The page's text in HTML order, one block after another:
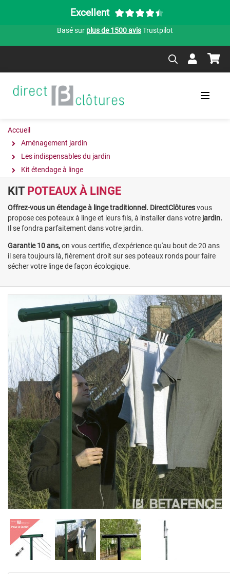
Excellent
Basé sur plus de 1500 avisTrustpilot
Accueil
Aménagement jardin
Les indispensables du jardin
Kit étendage à linge
KIT POTEAUX À LINGE
Offrez-vous un étendage à linge traditionnel. DirectClôturesvous
propose ces poteaux à linge et leurs fils, à installer dans votre jardin.
Il se fondra parfaitement dans votre jardin.
Garantie 10 ans,on vous certifie, d'expérience qu'au bout de 20 ans
il sera toujours là, fièrement droit sur ses poteaux ronds pour faire
sécher votre linge de façon écologique.